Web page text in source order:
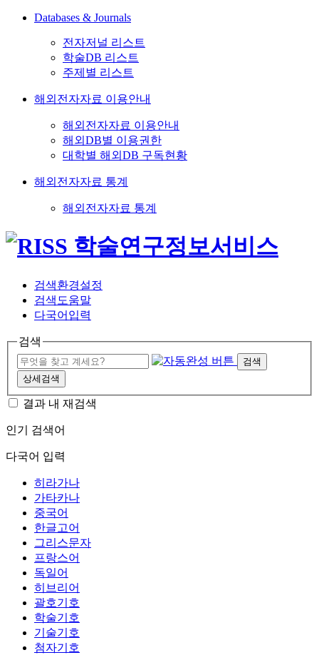
Databases & Journals
전자저널 리스트
학술DB 리스트
주제별 리스트
해외전자자료 이용안내
해외전자자료 이용안내
해외DB별 이용권한
대학별 해외DB 구독현황
해외전자자료 통계
해외전자자료 통계
검색환경설정
검색도움말
다국어입력
검색
검색
상세검색
결과 내 재검색
인기 검색어
다국어 입력
히라가나
가타카나
중국어
한글고어
그리스문자
프랑스어
독일어
히브리어
괄호기호
학술기호
기술기호
첨자기호